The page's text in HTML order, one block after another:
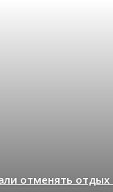
отменять отдых